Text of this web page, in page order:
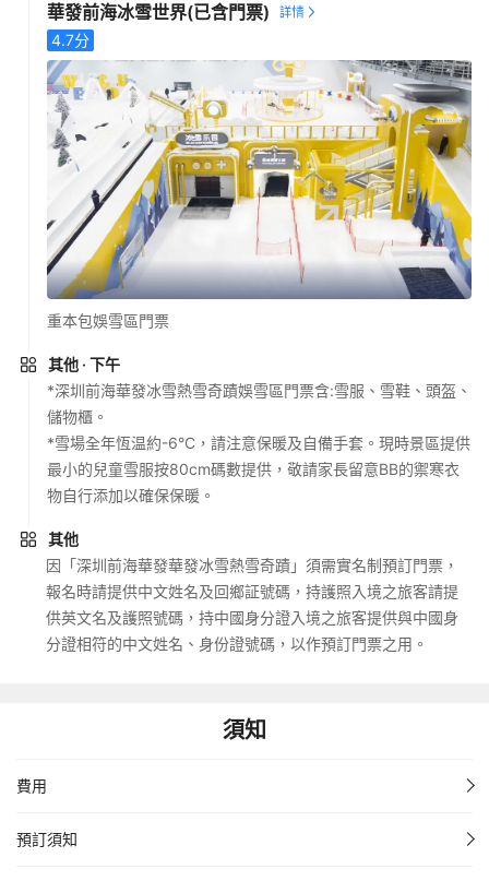
華發前海冰雪世界(已含門票)
4.7分
重本包娛雪區門票
其他 · 下午
*深圳前海華發冰雪熱雪奇蹟娛雪區門票含:雪服、雪鞋、頭盔、
儲物櫃。
*雪場全年恆温約-6°C，請注意保暖及自備手套。現時景區提供
最小的兒童雪服按80cm碼數提供，敬請家長留意BB的禦寒衣
物自行添加以確保保暖。
其他
因「深圳前海華發華發冰雪熱雪奇蹟」須需實名制預訂門票，
報名時請提供中文姓名及回鄉証號碼，持護照入境之旅客請提
供英文名及護照號碼，持中國身分證入境之旅客提供與中國身
分證相符的中文姓名、身份證號碼，以作預訂門票之用。
須知
費用
預訂須知